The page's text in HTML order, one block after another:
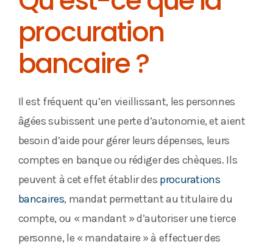
procuration
bancaire ?
Il est fréquent qu’en vieillissant, les personnes
âgées subissent une perte d’autonomie, et aient
besoin d’aide pour gérer leurs dépenses, leurs
comptes en banque ou rédiger des chèques. Ils
peuvent à cet effet établir des procurations
bancaires, mandat permettant au titulaire du
compte, ou « mandant » d’autoriser une tierce
personne, le « mandataire » à effectuer des